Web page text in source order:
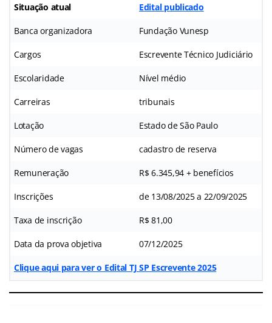
Situação atual Edital publicado
Banca organizadora Fundação Vunesp
Cargos Escrevente Técnico Judiciário
Escolaridade Nível médio
Carreiras tribunais
Lotação Estado de São Paulo
Número de vagas cadastro de reserva
Remuneração R$ 6.345,94 + benefícios
Inscrições de 13/08/2025 a 22/09/2025
Taxa de inscrição R$ 81,00
Data da prova objetiva 07/12/2025
Clique aqui para ver o Edital TJ SP Escrevente 2025